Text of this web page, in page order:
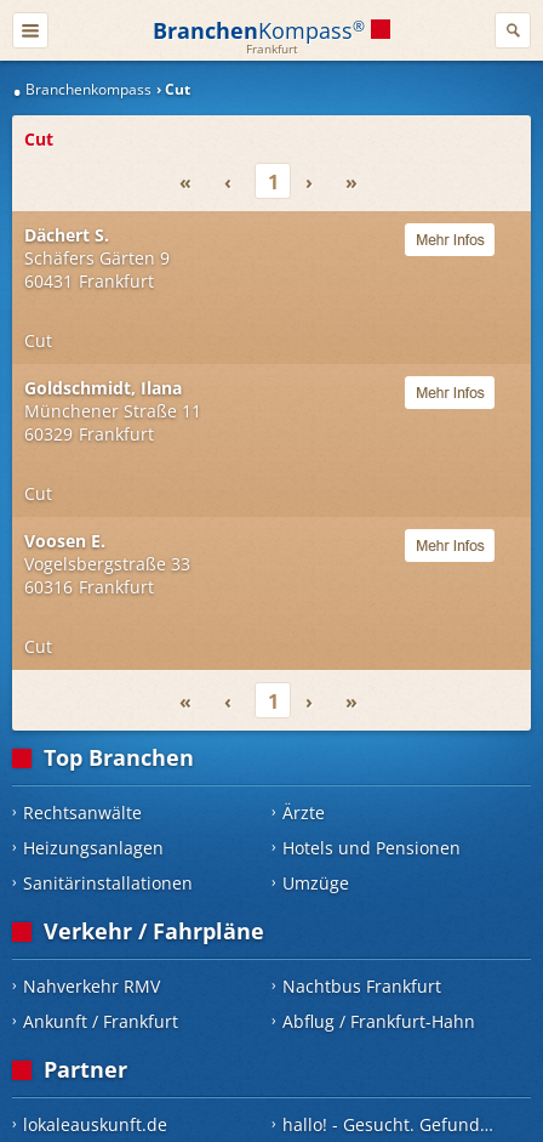
BranchenKompass®
Frankfurt
Branchenkompass Cut
Cut
« ‹ 1 › »
Dächert S.
Schäfers Gärten 9
60431 Frankfurt
Cut
Goldschmidt, Ilana
Münchener Straße 11
60329 Frankfurt
Cut
Voosen E.
Vogelsbergstraße 33
60316 Frankfurt
Cut
« ‹ 1 › »
Top Branchen
Rechtsanwälte Ärzte
Heizungsanlagen
Hotels und Pensionen
Sanitärinstallationen
Umzüge
Verkehr / Fahrpläne
Nahverkehr RMV Nachtbus Frankfurt
Ankunft / Frankfurt
Abflug / Frankfurt-Hahn
Partner
lokaleauskunft.de hallo! - Gesucht. Gefunden.